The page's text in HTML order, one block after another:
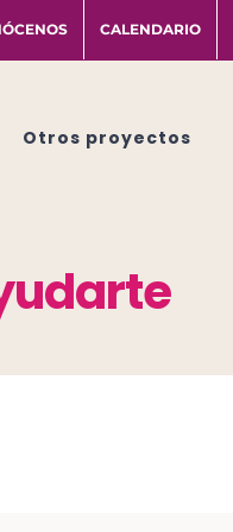
CALENDARIO
Otros proyectos